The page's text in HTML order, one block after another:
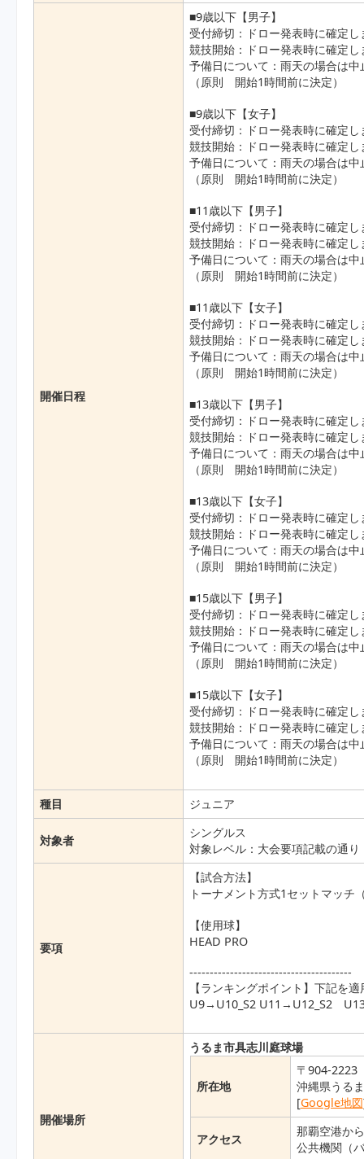
開催日程
■9歳以下【男子】
受付締切：ドロー発表時に確定し
競技開始：ドロー発表時に確定し
予備日について：雨天の場合は
（原則 開始1時間前に決定）
■9歳以下【女子】
受付締切：ドロー発表時に確定し
競技開始：ドロー発表時に確定し
予備日について：雨天の場合は
（原則 開始1時間前に決定）
■11歳以下【男子】
受付締切：ドロー発表時に確定し
競技開始：ドロー発表時に確定し
予備日について：雨天の場合は
（原則 開始1時間前に決定）
■11歳以下【女子】
受付締切：ドロー発表時に確定し
競技開始：ドロー発表時に確定し
予備日について：雨天の場合は
（原則 開始1時間前に決定）
■13歳以下【男子】
受付締切：ドロー発表時に確定し
競技開始：ドロー発表時に確定し
予備日について：雨天の場合は
（原則 開始1時間前に決定）
■13歳以下【女子】
受付締切：ドロー発表時に確定し
競技開始：ドロー発表時に確定し
予備日について：雨天の場合は
（原則 開始1時間前に決定）
■15歳以下【男子】
受付締切：ドロー発表時に確定し
競技開始：ドロー発表時に確定し
予備日について：雨天の場合は
（原則 開始1時間前に決定）
■15歳以下【女子】
受付締切：ドロー発表時に確定し
競技開始：ドロー発表時に確定し
予備日について：雨天の場合は
（原則 開始1時間前に決定）
種目 ジュニア
対象者
シングルス
対象レベル：大会要項記載の通り
要項
【試合方法】
トーナメント方式1セットマッチ
【使用球】
HEAD PRO
----------------------------------------
【ランキングポイント】下記を適
U9→U10_S2 U11→U12_S2
開催場所
うるま市具志川庭球場
所在地
〒904-2223
沖縄県うる
[Google地図
アクセス
那覇空港か
公共機関（